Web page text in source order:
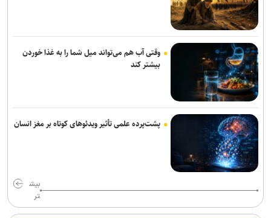
وقتی آب هم می‌تواند میل شما را به غذا خوردن
بیشتر کند
پشت‌پرده علمی تأثیر ویدئو‌های کوتاه بر مغز انسان
بیش
تر